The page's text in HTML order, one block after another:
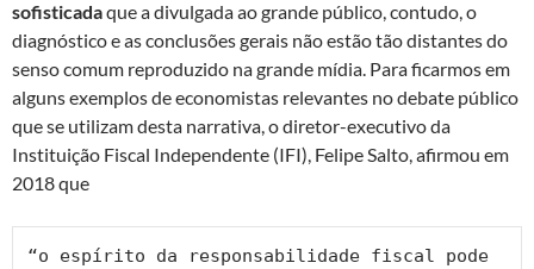
sofisticadaque a divulgada ao grande público, contudo, o
diagnóstico e as conclusões gerais não estão tão distantes do
senso comum reproduzido na grande mídia. Para ficarmos em
alguns exemplos de economistas relevantes no debate público
que se utilizam desta narrativa, o diretor-executivo da
Instituição Fiscal Independente (IFI), Felipe Salto, afirmou em
2018 que
“o espírito da responsabilidade fiscal pode